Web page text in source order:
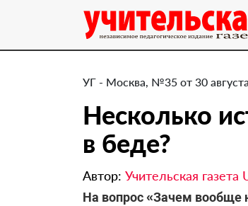
УГ - Москва, №35 от 30
Несколько
в беде?
Автор: Учительская газета
​На вопрос «Зачем вообще